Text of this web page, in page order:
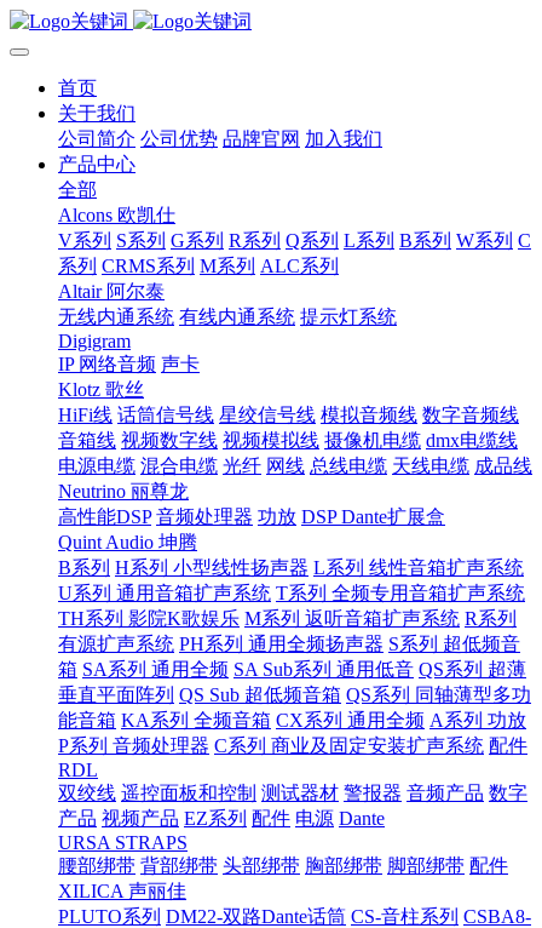
首页
关于我们
公司简介 公司优势 品牌官网 加入我们
产品中心
全部
Alcons 欧凯仕
V系列 S系列 G系列 R系列 Q系列 L系列 B系列 W系列 C
系列 CRMS系列 M系列 ALC系列
Altair 阿尔泰
无线内通系统 有线内通系统 提示灯系统
Digigram
IP 网络音频 声卡
Klotz 歌丝
HiFi线 话筒信号线 星绞信号线 模拟音频线 数字音频线
音箱线 视频数字线 视频模拟线 摄像机电缆 dmx电缆线
电源电缆 混合电缆 光纤 网线 总线电缆 天线电缆 成品线
Neutrino 丽尊龙
高性能DSP 音频处理器 功放 DSP Dante扩展盒
Quint Audio 坤腾
B系列 H系列 小型线性扬声器 L系列 线性音箱扩声系统
U系列 通用音箱扩声系统 T系列 全频专用音箱扩声系统
TH系列 影院K歌娱乐 M系列 返听音箱扩声系统 R系列
有源扩声系统 PH系列 通用全频扬声器 S系列 超低频音
箱 SA系列 通用全频 SA Sub系列 通用低音 QS系列 超薄
垂直平面阵列 QS Sub 超低频音箱 QS系列 同轴薄型多功
能音箱 KA系列 全频音箱 CX系列 通用全频 A系列 功放
P系列 音频处理器 C系列 商业及固定安装扩声系统 配件
RDL
双绞线 遥控面板和控制 测试器材 警报器 音频产品 数字
产品 视频产品 EZ系列 配件 电源 Dante
URSA STRAPS
腰部绑带 背部绑带 头部绑带 胸部绑带 脚部绑带 配件
XILICA 声丽佳
PLUTO系列 DM22-双路Dante话筒 CS-音柱系列 CSBA8-